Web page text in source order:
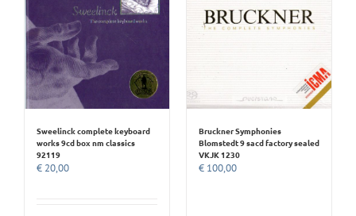
Sweelinck complete keyboard
works 9cd box nm classics
92119
€ 20,00
Bruckner Symphonies
Blomstedt 9 sacd factory sealed
VKJK 1230
€ 100,00